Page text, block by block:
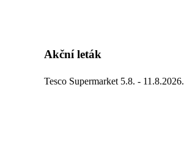
Akční leták
Tesco Supermarket 5.8. - 11.8.2026.